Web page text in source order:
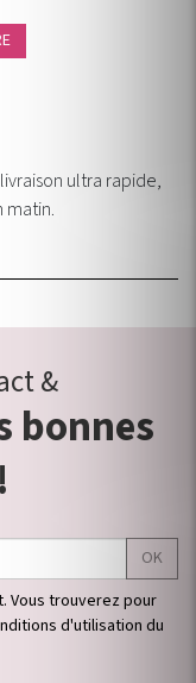
ultra rapide,
&
bonnes
OK
Vous trouverez pour
d'utilisation du